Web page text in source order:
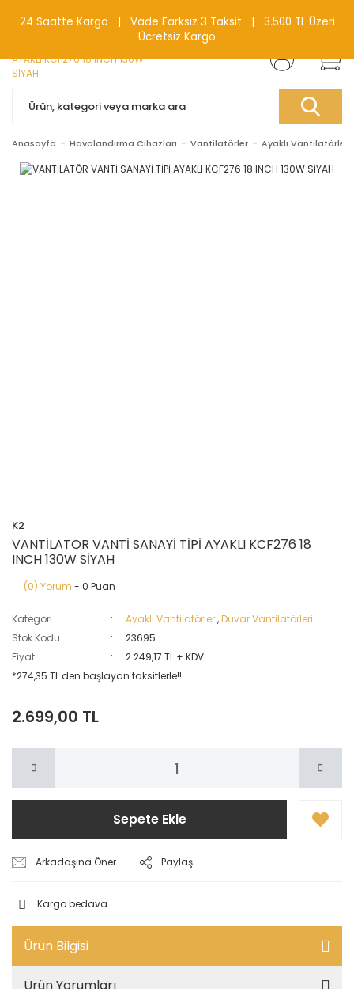
0(212) 240 87 88
Anasayfa Havalandırma Cihazları Vantilatörler Ayaklı Vantilatörler
K2
VANTİLATÖR VANTİ SANAYİ TİPİ AYAKLI KCF276 18
INCH 130W SİYAH
(0) Yorum - 0 Puan
Kategori Ayaklı Vantilatörler,Duvar Vantilatörleri
Stok Kodu
23695
Fiyat
2.249,17 TL + KDV
*274,35 TL den başlayan taksitlerle!!
2.699,00 TL
Sepete Ekle
Arkadaşına Öner Paylaş
Kargo bedava
Ürün Bilgisi
24 Saatte Kargo | Vade Farksız 3 Taksit | 3.500 TL Üzeri
Ücretsiz Kargo